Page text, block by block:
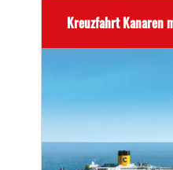
Kreuzfahrt Kanaren